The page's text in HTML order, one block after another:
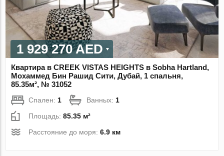
1 929 270 AED
Квартира в CREEK VISTAS HEIGHTS в Sobha Hartland,
Мохаммед Бин Рашид Сити, Дубай, 1 спальня,
85.35м², № 31052
Спален: 1 Ванных: 1
Площадь:85.35 м²
Расстояние до моря:6.9 км